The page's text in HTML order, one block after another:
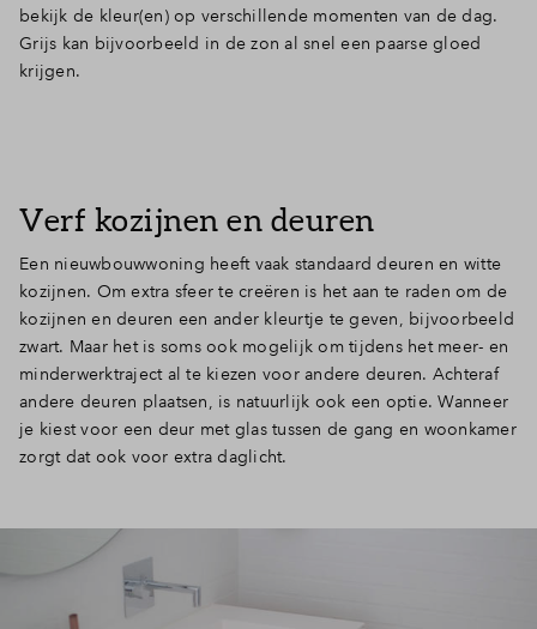
bekijk de kleur(en) op verschillende momenten van de dag.
Grijs kan bijvoorbeeld in de zon al snel een paarse gloed
krijgen.
Verf kozijnen en deuren
Een nieuwbouwwoning heeft vaak standaard deuren en witte
kozijnen. Om extra sfeer te creëren is het aan te raden om de
kozijnen en deuren een ander kleurtje te geven, bijvoorbeeld
zwart. Maar het is soms ook mogelijk om tijdens het meer- en
minderwerktraject al te kiezen voor andere deuren. Achteraf
andere deuren plaatsen, is natuurlijk ook een optie. Wanneer
je kiest voor een deur met glas tussen de gang en woonkamer
zorgt dat ook voor extra daglicht.